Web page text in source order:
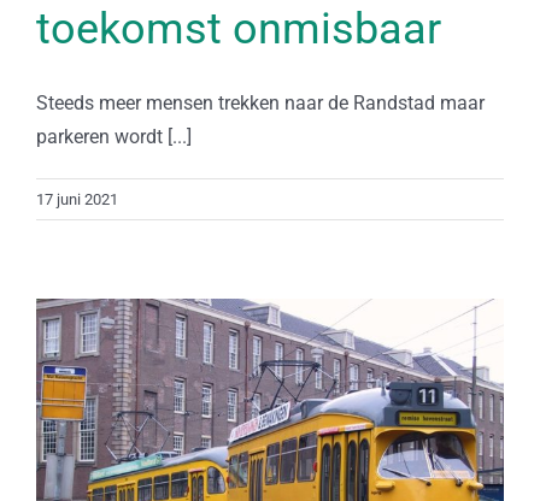
toekomst onmisbaar
Steeds meer mensen trekken naar de Randstad maar
parkeren wordt [...]
17 juni 2021